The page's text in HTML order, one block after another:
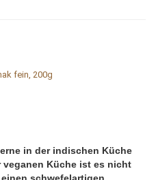
in der indischen Küche
veganen Küche ist es nicht